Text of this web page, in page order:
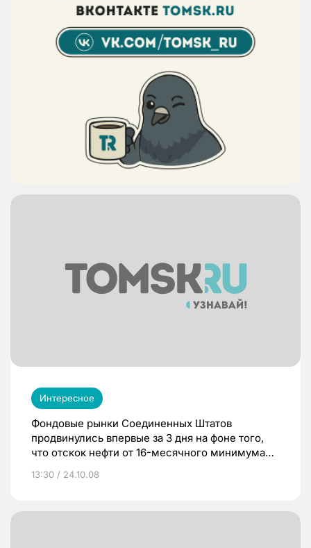
Интересное
Фондовые рынки Соединенных Штатов
продвинулись впервые за 3 дня на фоне того,
что отскок нефти от 16-месячного минимума
экономики необязательно ухудшится. По
единственным фактором, который сохранил
13:30 / 24.10.08